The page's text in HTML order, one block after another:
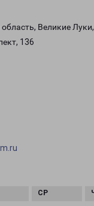
Великие Луки,
136